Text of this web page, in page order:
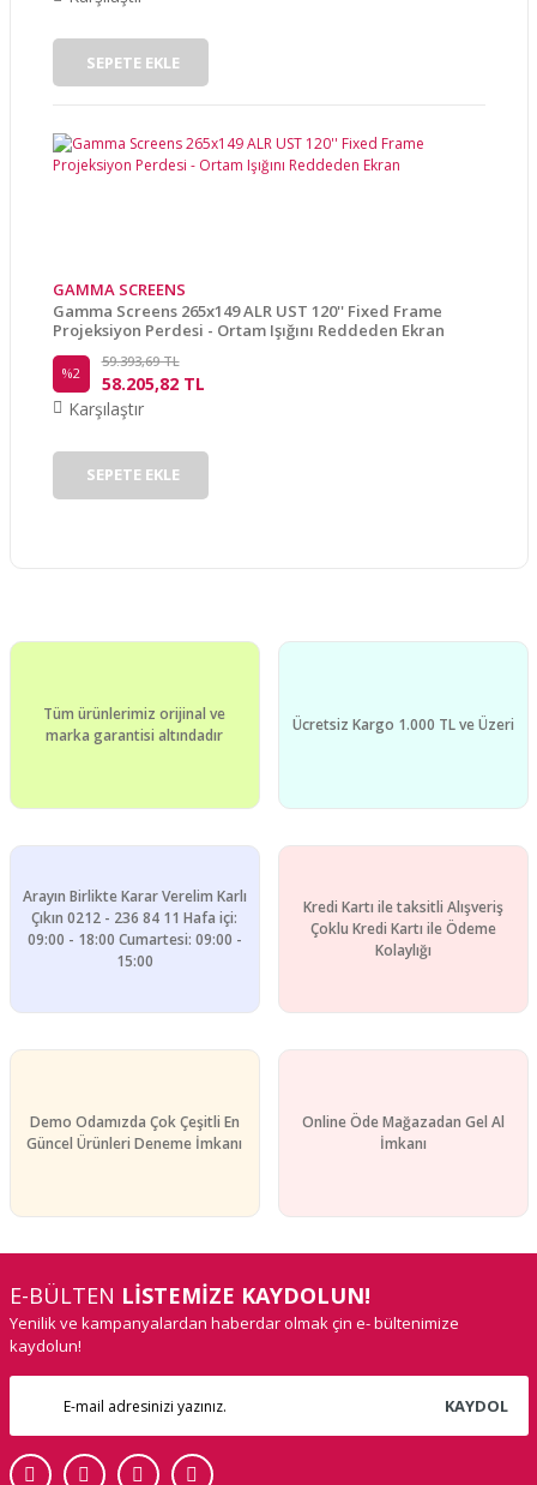
SEPETE EKLE
GAMMA SCREENS
Gamma Screens 265x149 ALR UST 120'' Fixed Frame
Projeksiyon Perdesi - Ortam Işığını Reddeden Ekran
%2
59.393,69 TL
58.205,82 TL
Karşılaştır
SEPETE EKLE
Tüm ürünlerimiz orijinal ve
marka garantisi altındadır
Ücretsiz Kargo 1.000 TL ve Üzeri
Arayın Birlikte Karar Verelim Karlı
Çıkın 0212 - 236 84 11 Hafa içi:
09:00 - 18:00 Cumartesi: 09:00 -
15:00
Kredi Kartı ile taksitli Alışveriş
Çoklu Kredi Kartı ile Ödeme
Kolaylığı
Demo Odamızda Çok Çeşitli En
Güncel Ürünleri Deneme İmkanı
Online Öde Mağazadan Gel Al
İmkanı
E-BÜLTEN LİSTEMİZE KAYDOLUN!
Yenilik ve kampanyalardan haberdar olmak çin e- bültenimize
kaydolun!
KAYDOL